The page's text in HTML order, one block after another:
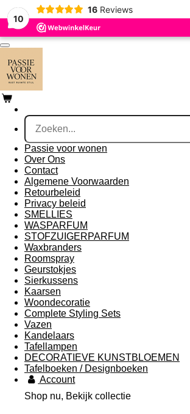
10
16 Reviews
Ga
direct
naar
de
Passie voor wonen
Over Ons
Contact
Algemene Voorwaarden
Retourbeleid
Privacy beleid
SMELLIES
WASPARFUM
STOFZUIGERPARFUM
Waxbranders
Roomspray
Geurstokjes
Sierkussens
Kaarsen
Woondecoratie
Complete Styling Sets
Vazen
Kandelaars
Tafellampen
DECORATIEVE KUNSTBLOEMEN
Tafelboeken / Designboeken
Account
Shop nu, Bekijk collectie